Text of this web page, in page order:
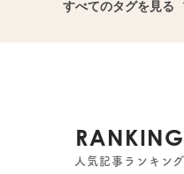
すべてのタグを見る
RANKING
人気記事ランキング